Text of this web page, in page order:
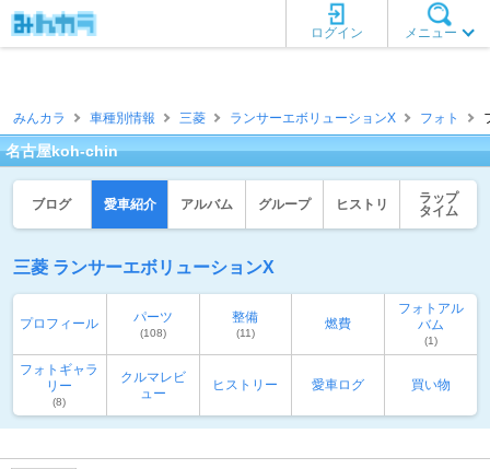
メニュー
ログイン
みんカラ 車種別情報 三菱 ランサーエボリューションX フォト
名古屋koh-chin
ブログ 愛車紹介 アルバム グループ ヒストリ
ラップ
タイム
三菱 ランサーエボリューションX
プロフィール パーツ
(108)
整備
(11)
燃費
フォトアル
バム
(1)
フォトギャラ
リー
(8)
クルマレビ
ュー
ヒストリー 愛車ログ 買い物